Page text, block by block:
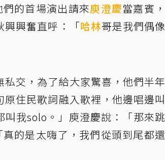
的首場演出請來庾澄慶當嘉賓，
興興奮直呼：「哈林哥是我們偶像
交，為了給大家驚喜，他們半年
住民歌詞融入歌裡，他邊唱邊叫
我solo。」庾澄慶說：「那來跳
的是太嗨了，我們從頭到尾都還